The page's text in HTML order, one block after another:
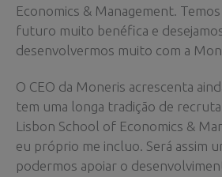
Economics & Management.
futuro muito benéfica e
desenvolvermos muito com a
O CEO da Moneris acrescenta
tem uma longa tradição de
Lisbon School of Economics &
eu próprio me incluo. Será assim
podermos apoiar o